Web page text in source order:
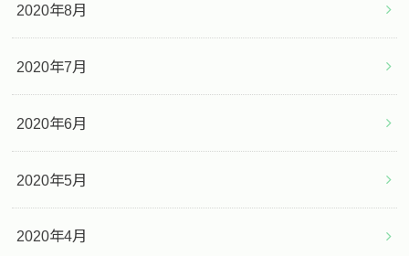
2020年8月
2020年7月
2020年6月
2020年5月
2020年4月